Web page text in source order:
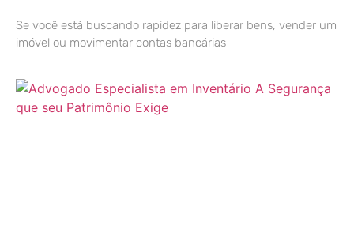
Se você está buscando rapidez para liberar bens, vender um
imóvel ou movimentar contas bancárias